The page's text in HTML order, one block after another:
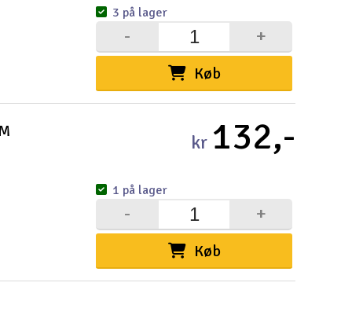
Køb
+
-
3 på lager
kr 132,-
Køb
+
-
1 på lager